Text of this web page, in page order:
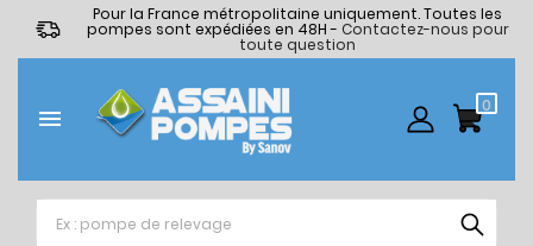
Pour la France métropolitaine uniquement. Toutes les
pompes sont expédiées en 48H - Contactez-nous pour
toute question
 0